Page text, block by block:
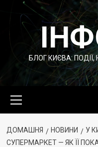
Перейти
БЛОГ КИЄВА:
меню
ДОМАШНЯ НОВИНИ
У
СУПЕРМАРКЕТ — ЯК ЇЇ